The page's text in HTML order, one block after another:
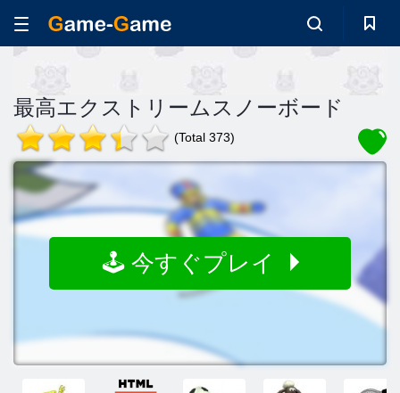
最高エクストリームスノーボード
(Total 373)
🕹️ 今すぐプレイ